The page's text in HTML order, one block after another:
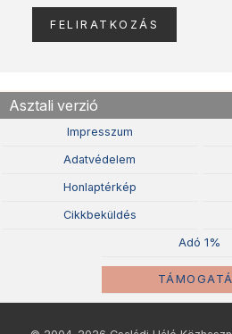
Asztali verzió
Impresszum
Adatvédelem
Honlaptérkép
Cikkbeküldés
Adó 1%